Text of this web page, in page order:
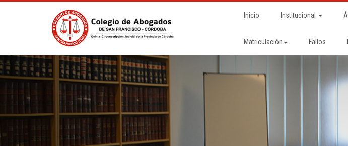
Inicio Institucional
Matriculación Fallos